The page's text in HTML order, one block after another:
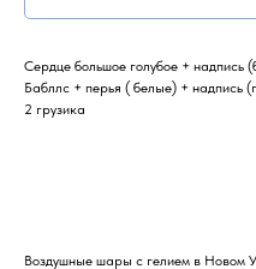
Сердце большое голубое + надпись
Бабллс + перья ( белые) + надпись
2 грузика
Воздушные шары с гелием в Новом